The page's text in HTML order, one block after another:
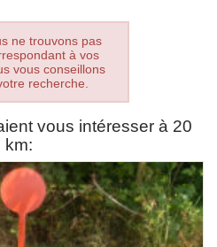
ne trouvons pas
à vos
vous conseillons
recherche.
vous intéresser à 20
km: